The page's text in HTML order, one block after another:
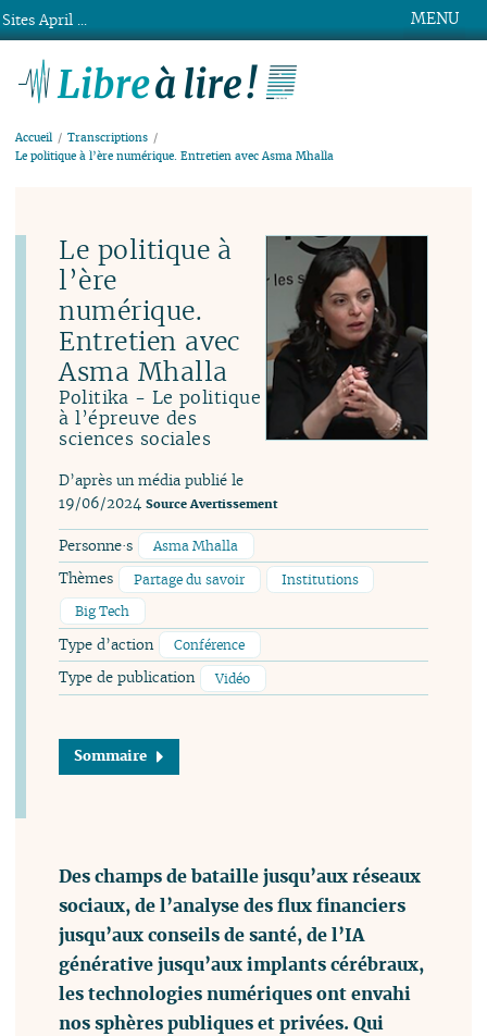
MENU
Accueil
Transcriptions
Le politique à l’ère numérique. Entretien avec Asma Mhalla
Le politique à
l’ère
numérique.
Entretien avec
Asma Mhalla
Politika - Le politique
à l’épreuve des
sciences sociales
D’après un média publié le
19/06/2024 Source Avertissement
Personne·s Asma Mhalla
Thèmes Partage du savoir
Institutions
Big Tech
Type d’action Conférence
Type de publication Vidéo
Sommaire
Des champs de bataille jusqu’aux réseaux
sociaux, de l’analyse des flux financiers
jusqu’aux conseils de santé, de l’IA
générative jusqu’aux implants cérébraux,
les technologies numériques ont envahi
nos sphères publiques et privées. Qui
Sites April ...